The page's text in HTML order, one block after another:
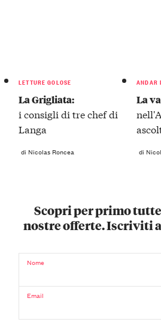
LETTURE GOLOSE
La Grigliata:
i consigli di tre chef di
Langa
di Nicolas Roncea
ANDAR
La
di
Scopri per primo
nostre offerte. Iscriviti
Nome
Email